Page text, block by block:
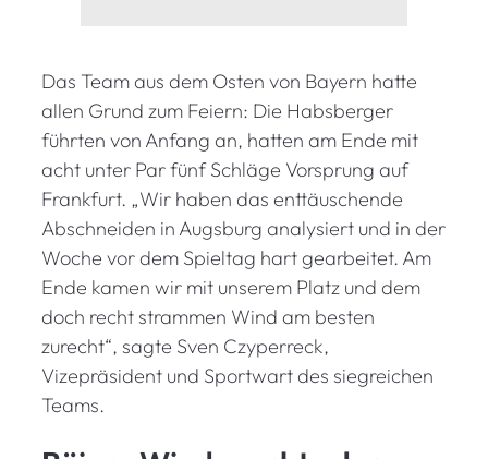
Das Team aus dem Osten von Bayern hatte
allen Grund zum Feiern: Die Habsberger
führten von Anfang an, hatten am Ende mit
acht unter Par fünf Schläge Vorsprung auf
Frankfurt. „Wir haben das enttäuschende
Abschneiden in Augsburg analysiert und in der
Woche vor dem Spieltag hart gearbeitet. Am
Ende kamen wir mit unserem Platz und dem
doch recht strammen Wind am besten
zurecht“, sagte Sven Czyperreck,
Vizepräsident und Sportwart des siegreichen
Teams.